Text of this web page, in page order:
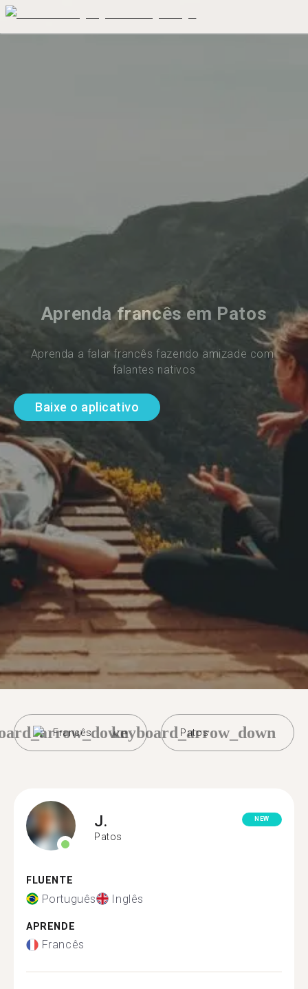
Aprenda francês em Patos
Aprenda a falar francês fazendo amizade com
falantes nativos
Baixe o aplicativo
Francês Patos
keyboard_arrow_down
J.
Patos
NEW
FLUENTE
Português Inglês
APRENDE
Francês